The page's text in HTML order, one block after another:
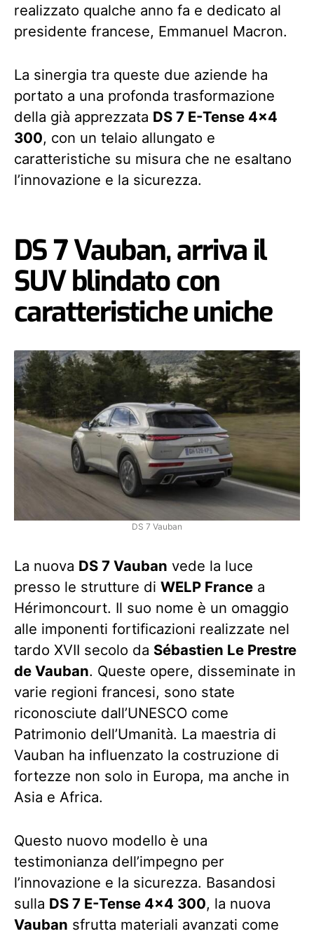
realizzato qualche anno fa e dedicato al
presidente francese, Emmanuel Macron.
La sinergia tra queste due aziende ha
portato a una profonda trasformazione
della già apprezzata DS 7 E-Tense 4×4
300, con un telaio allungato e
caratteristiche su misura che ne esaltano
l’innovazione e la sicurezza.
DS 7 Vauban, arriva il
SUV blindato con
caratteristiche uniche
DS 7 Vauban
La nuova DS 7 Vauban vede la luce
presso le strutture di WELP France a
Hérimoncourt. Il suo nome è un omaggio
alle imponenti fortificazioni realizzate nel
tardo XVII secolo da Sébastien Le Prestre
de Vauban. Queste opere, disseminate in
varie regioni francesi, sono state
riconosciute dall’UNESCO come
Patrimonio dell’Umanità. La maestria di
Vauban ha influenzato la costruzione di
fortezze non solo in Europa, ma anche in
Asia e Africa.
Questo nuovo modello è una
testimonianza dell’impegno per
l’innovazione e la sicurezza. Basandosi
sulla DS 7 E-Tense 4×4 300, la nuova
Vauban sfrutta materiali avanzati come